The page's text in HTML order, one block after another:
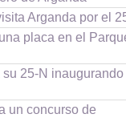
Arganda por el
placa en el
25-N inaugurando
un concurso de